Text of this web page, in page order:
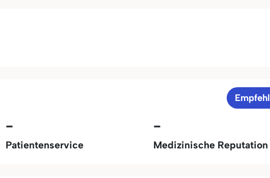
-
Patientenservice
-
Medizinische Reputation